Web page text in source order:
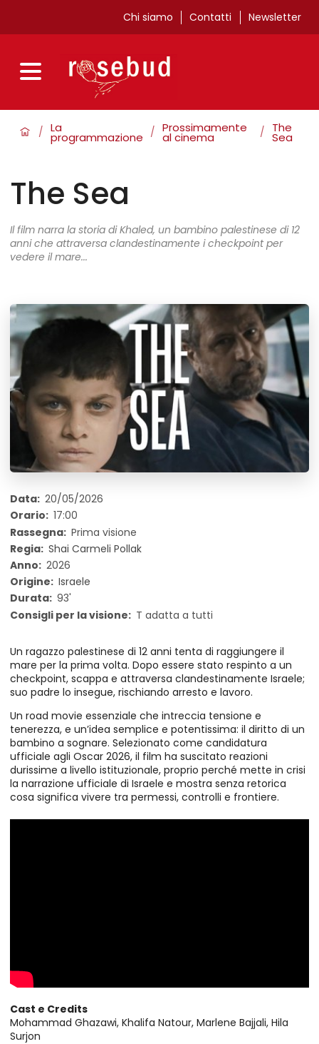
Chi siamo Contatti Newsletter
/ La
programmazione / Prossimamente
al cinema / The
Sea
The Sea
Il film narra la storia di Khaled, un bambino palestinese di 12
anni che attraversa clandestinamente i checkpoint per
vedere il mare...
Data: 20/05/2026
Orario: 17:00
Rassegna: Prima visione
Regia: Shai Carmeli Pollak
Anno: 2026
Origine: Israele
Durata: 93'
Consigli per la visione: T adatta a tutti
Un ragazzo palestinese di 12 anni tenta di raggiungere il
mare per la prima volta. Dopo essere stato respinto a un
checkpoint, scappa e attraversa clandestinamente Israele;
suo padre lo insegue, rischiando arresto e lavoro.
Un road movie essenziale che intreccia tensione e
tenerezza, e un’idea semplice e potentissima: il diritto di un
bambino a sognare. Selezionato come candidatura
ufficiale agli Oscar 2026, il film ha suscitato reazioni
durissime a livello istituzionale, proprio perché mette in crisi
la narrazione ufficiale di Israele e mostra senza retorica
cosa significa vivere tra permessi, controlli e frontiere.
Cast e Credits
Mohammad Ghazawi, Khalifa Natour, Marlene Bajjali, Hila
Surjon